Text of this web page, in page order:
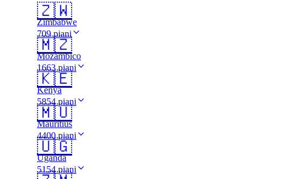
🇿🇼
Zimbabwe
709 piani
🇲🇿
Mozambico
1663 piani
🇰🇪
Kenya
5854 piani
🇲🇺
Mauritius
4400 piani
🇺🇬
Uganda
5154 piani